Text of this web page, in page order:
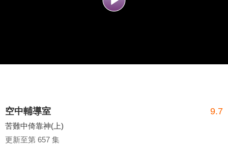
空中輔導室 9.7
苦難中倚靠神(上)
更新至第 657 集